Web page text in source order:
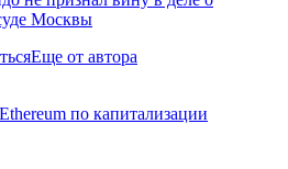
Москвы
Еще от автора
по капитализации